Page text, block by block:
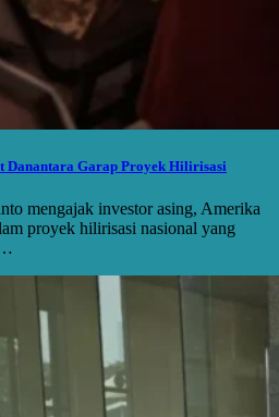
Danantara Garap Proyek Hilirisasi
mengajak investor asing, Amerika
proyek hilirisasi nasional yang